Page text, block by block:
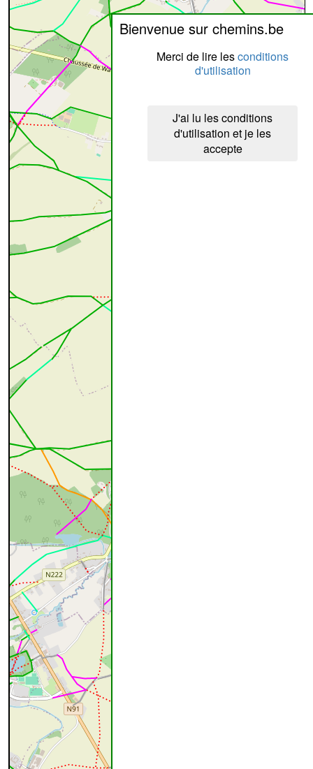
Bienvenue sur chemins.be
Merci de lire lesconditions
d'utilisation
J'ai lu les conditions
d'utilisation et je les
accepte